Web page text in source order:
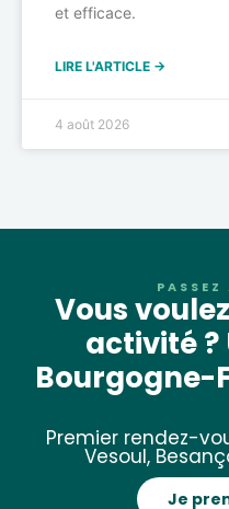
et efficace.
LIRE L'ARTICLE →
4 août 2026
Vous
activité ?
Bourgogne-
Premier rendez-
Vesoul,
Je